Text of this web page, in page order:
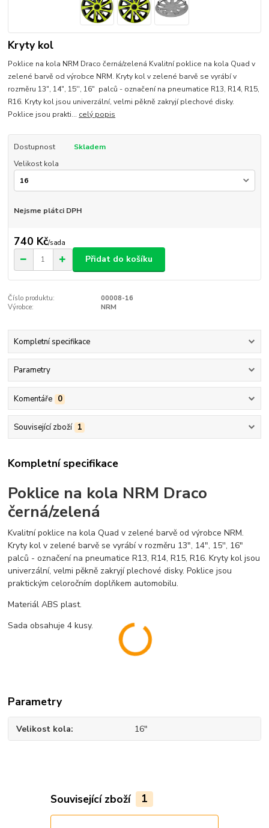
Kryty kol
Poklice na kola NRM Draco černá/zelená Kvalitní poklice na kola Quad v
zelené barvě od výrobce NRM. Kryty kol v zelené barvě se vyrábí v
rozměru 13", 14", 15'', 16" palců - označení na pneumatice R13, R14, R15,
R16. Kryty kol jsou univerzální, velmi pěkně zakryjí plechové disky.
Poklice jsou prakti... celý popis
Dostupnost
Skladem
Velikost kola
Nejsme plátci DPH
740 Kč/sada
Přidat do košíku
Číslo produktu:
00008-16
Výrobce:
NRM
Kompletní specifikace
Parametry
Komentáře 0
Související zboží 1
Kompletní specifikace
Poklice na kola NRM Draco
černá/zelená
Kvalitní poklice na kola Quad v zelené barvě od výrobce NRM.
Kryty kol v zelené barvě se vyrábí v rozměru 13", 14", 15'', 16"
palců - označení na pneumatice R13, R14, R15, R16. Kryty kol jsou
univerzální, velmi pěkně zakryjí plechové disky. Poklice jsou
praktickým celoročním doplňkem automobilu.
Materiál ABS plast.
Sada obsahuje 4 kusy.
Parametry
Velikost kola 16"
Související zboží 1